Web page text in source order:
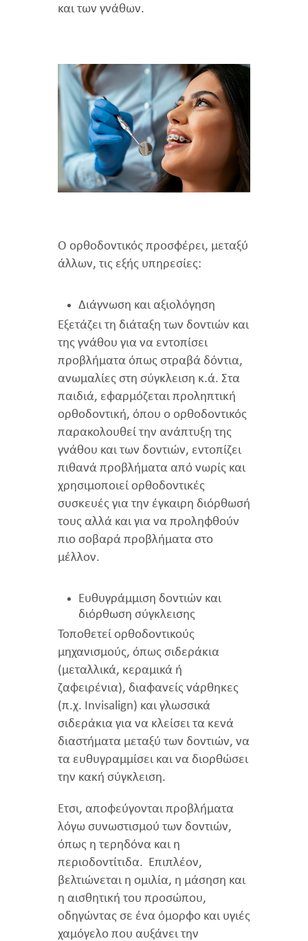
και των γνάθων.
Ο ορθοδοντικός προσφέρει, μεταξύ
άλλων, τις εξής υπηρεσίες:
Διάγνωση και αξιολόγηση
Εξετάζει τη διάταξη των δοντιών και
της γνάθου για να εντοπίσει
προβλήματα όπως στραβά δόντια,
ανωμαλίες στη σύγκλειση κ.ά. Στα
παιδιά, εφαρμόζεται προληπτική
ορθοδοντική, όπου ο ορθοδοντικός
παρακολουθεί την ανάπτυξη της
γνάθου και των δοντιών, εντοπίζει
πιθανά προβλήματα από νωρίς και
χρησιμοποιεί ορθοδοντικές
συσκευές για την έγκαιρη διόρθωσή
τους αλλά και για να προληφθούν
πιο σοβαρά προβλήματα στο
μέλλον.
Ευθυγράμμιση δοντιών και
διόρθωση σύγκλεισης
Τοποθετεί ορθοδοντικούς
μηχανισμούς, όπως σιδεράκια
(μεταλλικά, κεραμικά ή
ζαφειρένια), διαφανείς νάρθηκες
(π.χ. Invisalign) και γλωσσικά
σιδεράκια για να κλείσει τα κενά
διαστήματα μεταξύ των δοντιών, να
τα ευθυγραμμίσει και να διορθώσει
την κακή σύγκλειση.
Έτσι, αποφεύγονται προβλήματα
λόγω συνωστισμού των δοντιών,
όπως η τερηδόνα και η
περιοδοντίτιδα. Επιπλέον,
βελτιώνεται η ομιλία, η μάσηση και
η αισθητική του προσώπου,
οδηγώντας σε ένα όμορφο και υγιές
χαμόγελο που αυξάνει την